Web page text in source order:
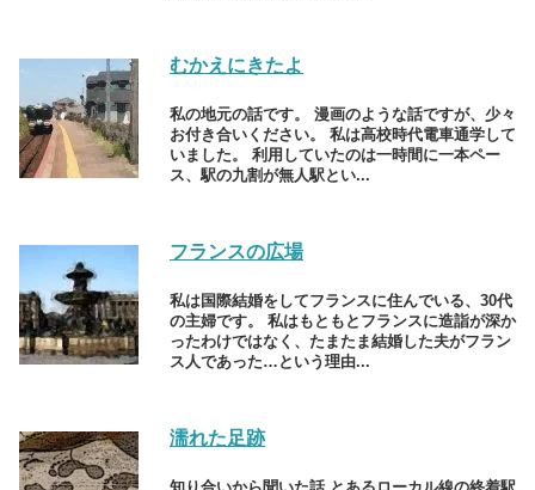
むかえにきたよ
私の地元の話です。 漫画のような話ですが、少々
お付き合いください。 私は高校時代電車通学して
いました。 利用していたのは一時間に一本ペー
ス、駅の九割が無人駅とい...
フランスの広場
私は国際結婚をしてフランスに住んでいる、30代
の主婦です。 私はもともとフランスに造詣が深か
ったわけではなく、たまたま結婚した夫がフラン
ス人であった…という理由...
濡れた足跡